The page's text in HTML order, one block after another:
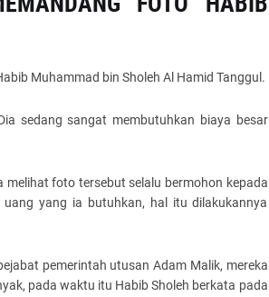
Muhammad bin Sholeh Al Hamid Tanggul.
sedang sangat membutuhkan biaya besar
melihat foto tersebut selalu bermohon kepada
yang ia butuhkan, hal itu dilakukannya
pemerintah utusan Adam Malik, mereka
pada waktu itu Habib Sholeh berkata pada